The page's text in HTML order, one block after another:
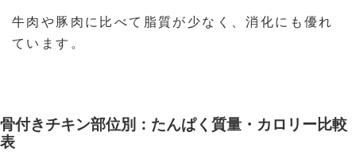
牛肉や豚肉に比べて脂質が少なく、消化にも優れ
ています。
骨付きチキン部位別：たんぱく質量・カロリー比較
表